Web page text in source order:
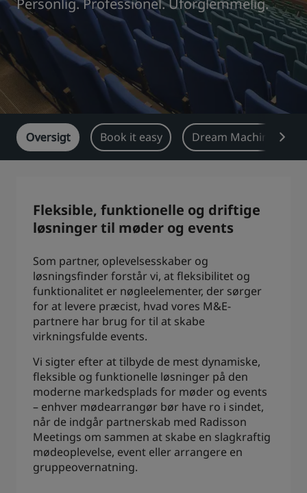
Park Plaza Park Inn by Radisson
Prize by Radisson Country Inn & Suites
Tilknyttede brands i Kina
J. Jin Jiang
Kunlun Golden Tulip
Centrum-hoteller
Besøg vores blog
Oversigt Book it easy Dream Machine
Fleksible, funktionelle og driftige
løsninger til møder og events
Som partner, oplevelsesskaber og
løsningsfinder forstår vi, at fleksibilitet og
funktionalitet er nøgleelementer, der sørger
for at levere præcist, hvad vores M&E-
partnere har brug for til at skabe
virkningsfulde events.
Vi sigter efter at tilbyde de mest dynamiske,
fleksible og funktionelle løsninger på den
moderne markedsplads for møder og events
– enhver mødearrangør bør have ro i sindet,
når de indgår partnerskab med Radisson
Meetings om sammen at skabe en slagkraftig
mødeoplevelse, event eller arrangere en
gruppeovernatning.